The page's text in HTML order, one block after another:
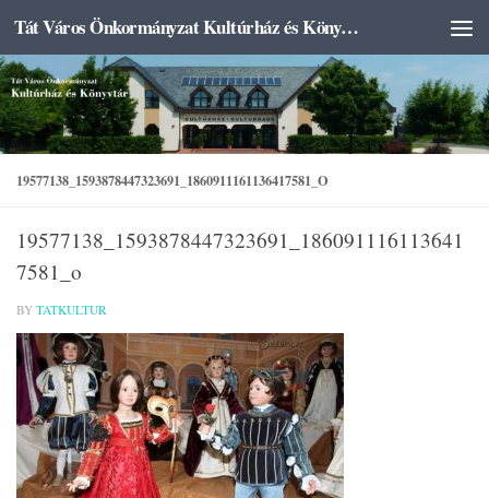
Skip to content Tát Város Önkormányzat Kultúrház és Könyvtár
19577138_1593878447323691_1860911161136417581_O
19577138_1593878447323691_186091116113641
7581_o
BY TATKULTUR